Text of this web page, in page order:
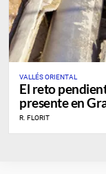
VALLÉS ORIENTAL
El reto
presente en
R. FLORIT